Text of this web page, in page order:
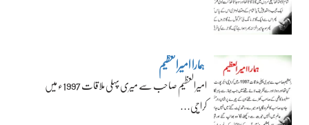
ہمارا امیرالعظیم
امیرالعظیم صاحب سے میری پہلی ملاقات 1997ء میں
کراچی…